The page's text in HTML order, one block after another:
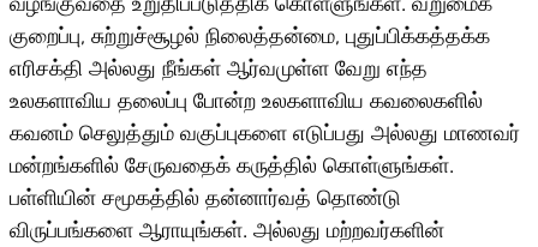
குறைப்பு, சுற்றுச்சூழல் நிலைத்தன்மை, புதுப்பிக்கத்தக்க
எரிசக்தி அல்லது நீங்கள் ஆர்வமுள்ள வேறு எந்த
உலகளாவிய தலைப்பு போன்ற உலகளாவிய கவலைகளில்
கவனம் செலுத்தும் வகுப்புகளை எடுப்பது அல்லது மாணவர்
மன்றங்களில் சேருவதைக் கருத்தில் கொள்ளுங்கள்.
பள்ளியின் சமூகத்தில் தன்னார்வத் தொண்டு
விருப்பங்களை ஆராயுங்கள். அல்லது மற்றவர்களின்